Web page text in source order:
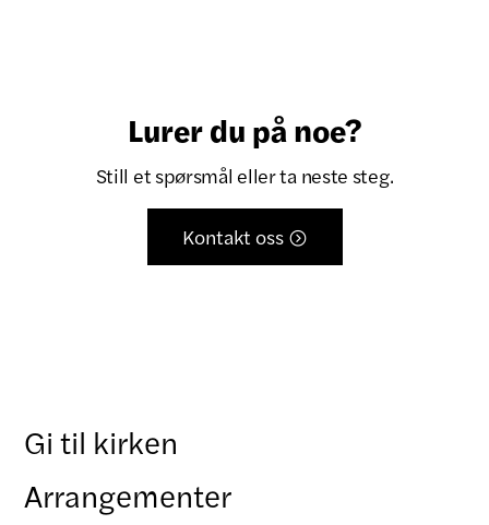
Lurer du på noe?
Still et spørsmål eller ta neste steg.
Kontakt oss 
Gi til kirken
Arrangementer